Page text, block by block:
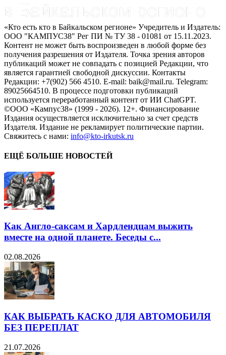
«Кто есть кто в Байкальском регионе» Учредитель и Издатель:
ООО "КАМПУС38" Рег ПИ № ТУ 38 - 01081 от 15.11.2023.
Контент не может быть воспроизведен в любой форме без
получения разрешения от Издателя. Точка зрения авторов
публикаций может не совпадать с позицией Редакции, что
является гарантией свободной дискуссии. Контакты
Редакции: +7(902) 566 4510. E-mail: baik@mail.ru. Telegram:
89025664510. В процессе подготовки публикаций
используется переработанный контент от ИИ ChatGPT.
©ООО «Кампус38» (1999 - 2026). 12+. Финансирование
Издания осуществляется исключительно за счет средств
Издателя. Издание не рекламирует политические партии.
Свяжитесь с нами: info@kto-irkutsk.ru
ЕЩЁ БОЛЬШЕ НОВОСТЕЙ
Как Англо-саксам и Хардлендцам выжить
вместе на одной планете. Беседы с...
02.08.2026
КАК ВЫБРАТЬ КАСКО ДЛЯ АВТОМОБИЛЯ
БЕЗ ПЕРЕПЛАТ
21.07.2026